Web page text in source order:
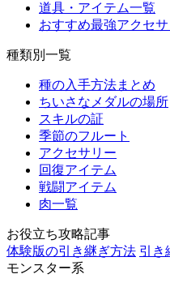
道具・アイテム一覧
おすすめ最強アクセ
種類別一覧
種の入手方法まとめ
ちいさなメダルの場所
スキルの証
季節のフルート
アクセサリー
回復アイテム
戦闘アイテム
肉一覧
お役立ち攻略記事
体験版の引き継ぎ方法 引き
モンスター系